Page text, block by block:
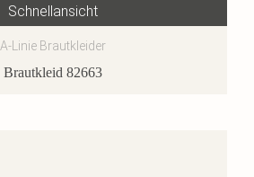
Schnellansicht
A-Linie Brautkleider
Brautkleid 82663